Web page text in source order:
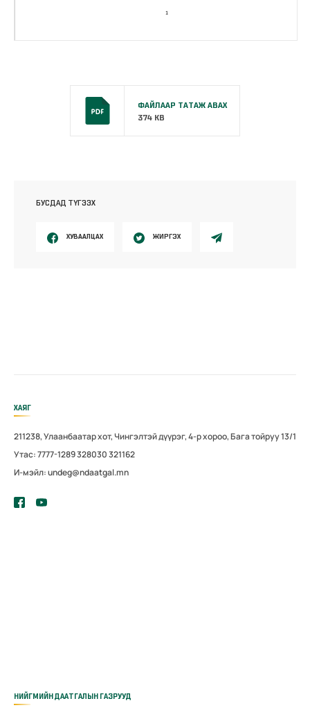
ФАЙЛААР ТАТАЖ АВАХ
374 KB
БУСДАД ТҮГЭЭХ
ХУВААЛЦАХ ЖИРГЭХ
ХАЯГ
211238, Улаанбаатар хот, Чингэлтэй дүүрэг, 4-р хороо, Бага тойруу 13/1
Утас: 7777-1289 328030 321162
И-мэйл: undeg@ndaatgal.mn
НИЙГМИЙН ДААТГАЛЫН ГАЗРУУД